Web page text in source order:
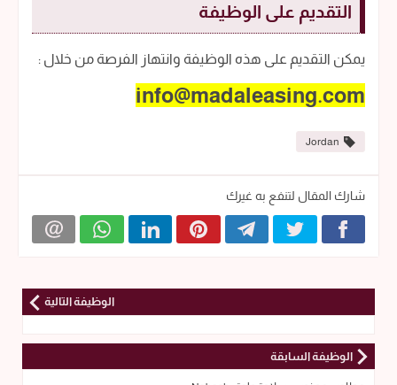
التقديم على الوظيفة
يمكن التقديم على هذه الوظيفة وانتهاز الفرصة من خلال :
info@madaleasing.com
Jordan
شارك المقال لتنفع به غيرك
الوظيفة التالية
الوظيفة السابقة